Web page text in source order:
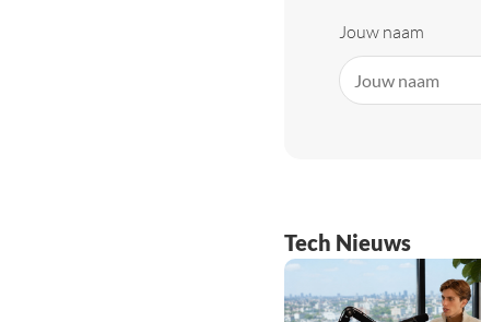
Jouw naam
Tech Nieuws